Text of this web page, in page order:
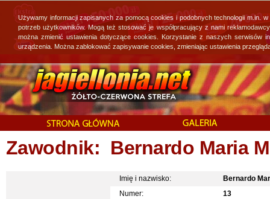
Zawodnik: Bernardo Maria
Imię i nazwisko:
Bernardo
Numer:
13
Używamy informacji zapisanych za pomocą cookies i podobnych technologii
potrzeb użytkowników. Mogą też stosować je współpracujący z nami
można zmienić ustawienia dotyczące cookies. Korzystanie z naszych
urządzenia. Można zablokować zapisywanie cookies, zmieniając ustawienia